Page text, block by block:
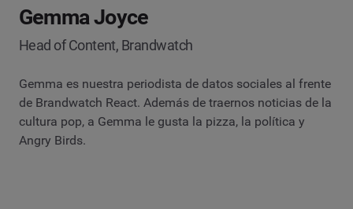
Gemma Joyce
Head of Content, Brandwatch
Gemma es nuestra periodista de datos sociales al frente
de Brandwatch React. Además de traernos noticias de la
cultura pop, a Gemma le gusta la pizza, la política y
Angry Birds.